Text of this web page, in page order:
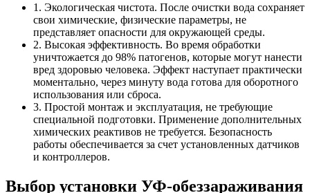
1. Экологическая чистота. После очистки вода сохраняет
свои химические, физические параметры, не
представляет опасности для окружающей среды.
2. Высокая эффективность. Во время обработки
уничтожается до 98% патогенов, которые могут нанести
вред здоровью человека. Эффект наступает практически
моментально, через минуту вода готова для оборотного
использования или сброса.
3. Простой монтаж и эксплуатация, не требующие
специальной подготовки. Применение дополнительных
химических реактивов не требуется. Безопасность
работы обеспечивается за счет установленных датчиков
и контроллеров.
Выбор установки УФ-обеззараживания